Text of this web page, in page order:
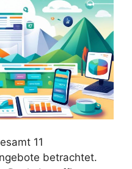
11
betrachtet.